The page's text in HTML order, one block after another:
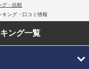
グ・比較
ング・口コミ情報
ング一覧